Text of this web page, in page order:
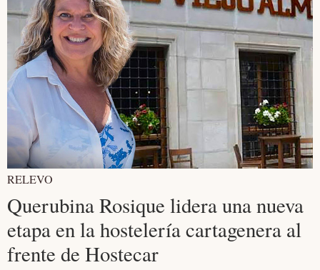
RELEVO
Querubina Rosique lidera una nueva
etapa en la hostelería cartagenera al
frente de Hostecar